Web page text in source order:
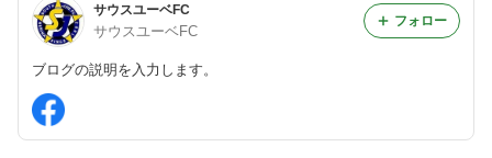
サウスユーベFC
サウスユーベFC
ブログの説明を入力します。
フォロー